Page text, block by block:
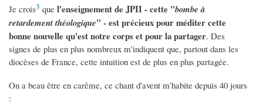
Je crois3 que l'enseignement de JPII - cette "bombe à
retardement théologique" - est précieux pour méditer cette
bonne nouvelle qu'est notre corps et pour la partager. Des
signes de plus en plus nombreux m'indiquent que, partout dans les
diocèses de France, cette intuition est de plus en plus partagée.
On a beau être en carême, ce chant d'avent m'habite depuis 40 jours
: